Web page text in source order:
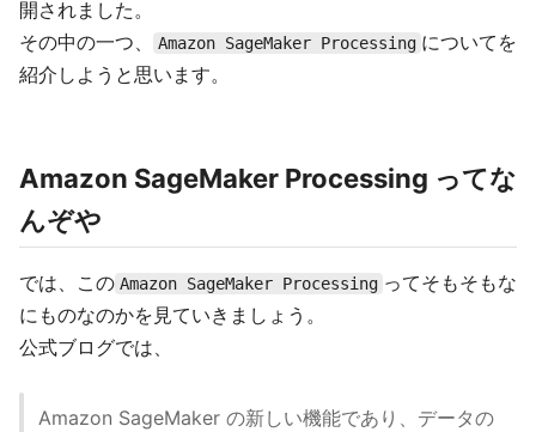
開されました。
その中の一つ、
Amazon SageMaker Processing についてを
紹介しようと思います。
Amazon SageMaker Processing ってな
んぞや
では、この Amazon SageMaker Processing ってそもそもな
にものなのかを見ていきましょう。
公式ブログでは、
Amazon SageMaker の新しい機能であり、データの